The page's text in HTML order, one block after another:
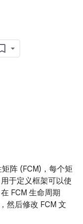
阵 (FCM)，每个矩
于定义框架可以使
FCM 生命周期
然后修改 FCM 文